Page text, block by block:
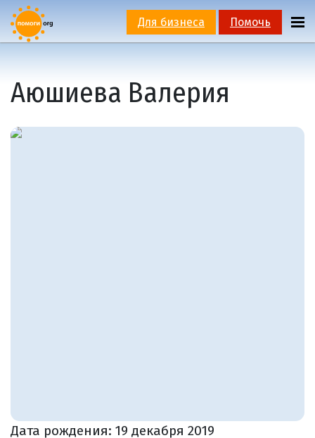
Для бизнеса Помочь
Аюшиева Валерия
Дата рождения: 19 декабря 2019